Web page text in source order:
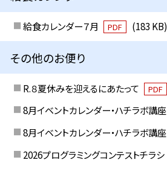
給食カレンダー７月 PDF (183 KB)
その他のお便り
R.８夏休みを迎えるにあたって PDF
8月イベントカレンダー・ハチラボ講座
8月イベントカレンダー・ハチラボ講座
2026プログラミングコンテストチラシ